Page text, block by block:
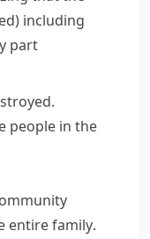
) including
part
people in the
entire family.